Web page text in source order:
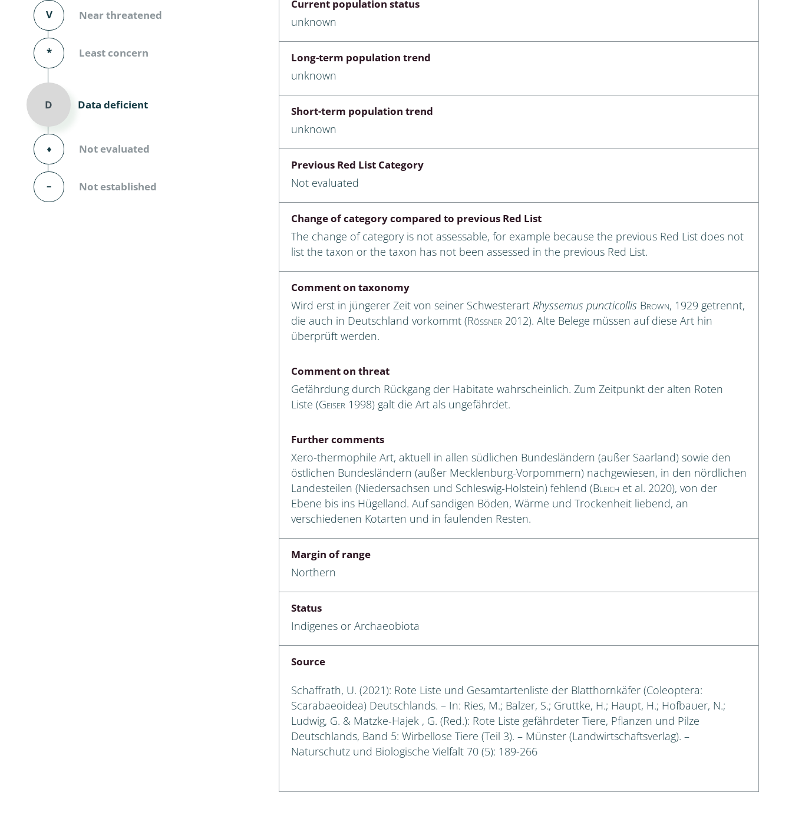
Diptera: Thaumaleidae
Lepidoptera: Noctuoidea
Diptera: Ceratopogonidae
Coleoptera: Polyphaga, Myxophaga
Diptera: Empidoidea
Coleoptera: Carabidae
Megaloptera, Neuroptera
Arachnida: Pseudoscorpiones
Lumbricidae & Criodrilidae
Coleoptera: Curculionoidea
Diptera: Psychodidae
Diptera: Syrphidae
Lepidoptera: Geometridae &
Lepidoptera: Bombyces, Sphinges s.l.
Lepidoptera: Papilionoidea,
Diptera: Dixidae
V Near threatened
* Least concern
D Data deficient
⬧ Not evaluated
– Not established
Current population status
unknown
Long-term population trend
unknown
Short-term population trend
unknown
Previous Red List Category
Not evaluated
Change of category compared to previous Red List
The change of category is not assessable, for example because the previous Red List does not
list the taxon or the taxon has not been assessed in the previous Red List.
Comment on taxonomy
Wird erst in jüngerer Zeit von seiner Schwesterart Rhyssemus puncticollis Brown, 1929 getrennt,
die auch in Deutschland vorkommt (Rößner2012). Alte Belege müssen auf diese Art hin
überprüft werden.
Comment on threat
Gefährdung durch Rückgang der Habitate wahrscheinlich. Zum Zeitpunkt der alten Roten
Liste (Geiser1998) galt die Art als ungefährdet.
Further comments
Xero-thermophile Art, aktuell in allen südlichen Bundesländern (außer Saarland) sowie den
östlichen Bundesländern (außer Mecklenburg-Vorpommern) nachgewiesen, in den nördlichen
Landesteilen (Niedersachsen und Schleswig-Holstein) fehlend (Bleich et al. 2020), von der
Ebene bis ins Hügelland. Auf sandigen Böden, Wärme und Trockenheit liebend, an
verschiedenen Kotarten und in faulenden Resten.
Margin of range
Northern
Status
Indigenes or Archaeobiota
Source
Schaffrath, U. (2021): Rote Liste und Gesamtartenliste der Blatthornkäfer (Coleoptera:
Scarabaeoidea) Deutschlands. – In: Ries, M.; Balzer, S.; Gruttke, H.; Haupt, H.; Hofbauer, N.;
Ludwig, G. & Matzke-Hajek , G. (Red.): Rote Liste gefährdeter Tiere, Pflanzen und Pilze
Deutschlands, Band 5: Wirbellose Tiere (Teil 3). – Münster (Landwirtschaftsverlag). –
Naturschutz und Biologische Vielfalt 70 (5): 189-266